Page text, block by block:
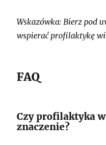
Wskazówka: Bierz pod
wspierać profilaktykę
FAQ
Czy profilaktyka
znaczenie?